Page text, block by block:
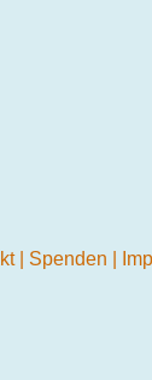
Spenden